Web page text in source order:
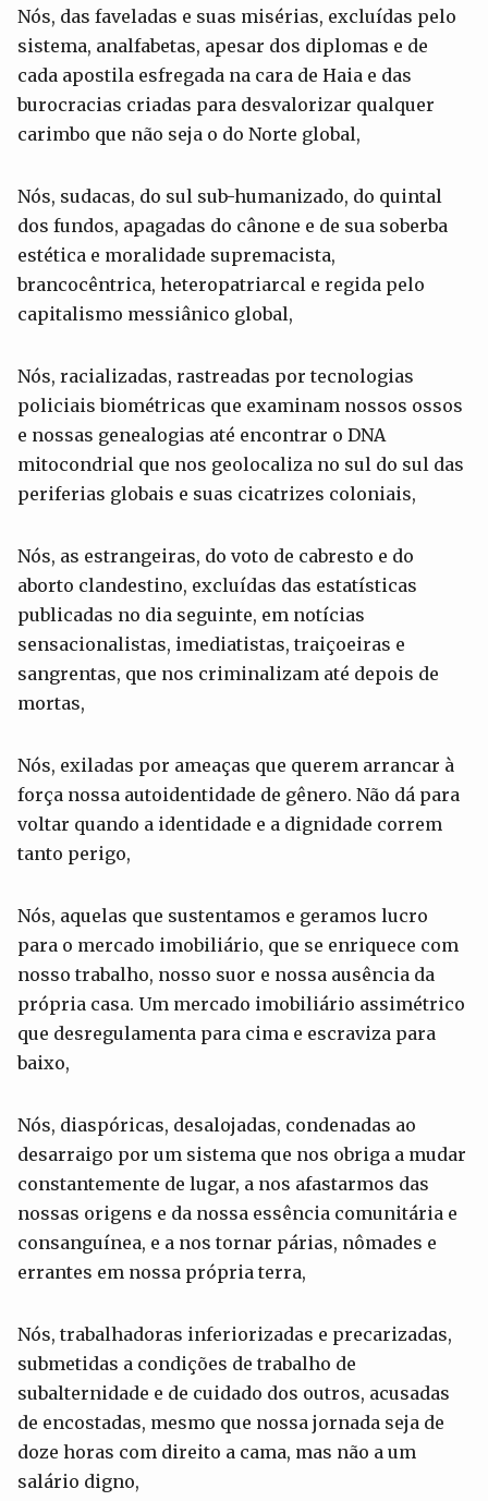
Nós, das faveladas e suas misérias, excluídas pelo
sistema, analfabetas, apesar dos diplomas e de
cada apostila esfregada na cara de Haia e das
burocracias criadas para desvalorizar qualquer
carimbo que não seja o do Norte global,
Nós, sudacas, do sul sub-humanizado, do quintal
dos fundos, apagadas do cânone e de sua soberba
estética e moralidade supremacista,
brancocêntrica, heteropatriarcal e regida pelo
capitalismo messiânico global,
Nós, racializadas, rastreadas por tecnologias
policiais biométricas que examinam nossos ossos
e nossas genealogias até encontrar o DNA
mitocondrial que nos geolocaliza no sul do sul das
periferias globais e suas cicatrizes coloniais,
Nós, as estrangeiras, do voto de cabresto e do
aborto clandestino, excluídas das estatísticas
publicadas no dia seguinte, em notícias
sensacionalistas, imediatistas, traiçoeiras e
sangrentas, que nos criminalizam até depois de
mortas,
Nós, exiladas por ameaças que querem arrancar à
força nossa autoidentidade de gênero. Não dá para
voltar quando a identidade e a dignidade correm
tanto perigo,
Nós, aquelas que sustentamos e geramos lucro
para o mercado imobiliário, que se enriquece com
nosso trabalho, nosso suor e nossa ausência da
própria casa. Um mercado imobiliário assimétrico
que desregulamenta para cima e escraviza para
baixo,
Nós, diaspóricas, desalojadas, condenadas ao
desarraigo por um sistema que nos obriga a mudar
constantemente de lugar, a nos afastarmos das
nossas origens e da nossa essência comunitária e
consanguínea, e a nos tornar párias, nômades e
errantes em nossa própria terra,
Nós, trabalhadoras inferiorizadas e precarizadas,
submetidas a condições de trabalho de
subalternidade e de cuidado dos outros, acusadas
de encostadas, mesmo que nossa jornada seja de
doze horas com direito a cama, mas não a um
salário digno,